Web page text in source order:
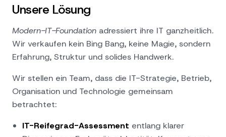
Unsere Lösung
Modern-IT-Foundation adressiert ihre IT ganzheitlich.
Wir verkaufen kein Bing Bang, keine Magie, sondern
Erfahrung, Struktur und solides Handwerk.
Wir stellen ein Team, dass die IT-Strategie, Betrieb,
Organisation und Technologie gemeinsam
betrachtet:
IT-Reifegrad-Assessment entlang klarer